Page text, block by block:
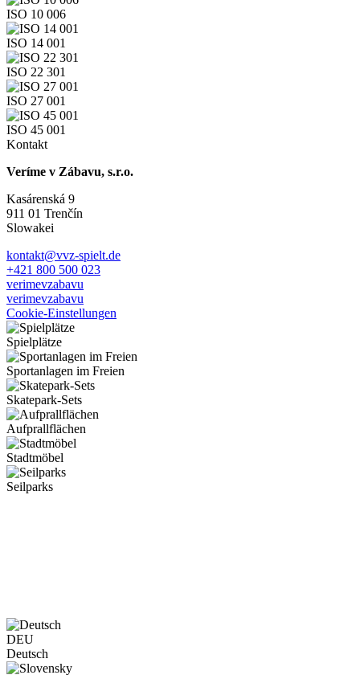
ISO 10 006
ISO 14 001
ISO 22 301
ISO 27 001
ISO 45 001
Kontakt
Veríme v Zábavu, s.r.o.
Kasárenská 9
911 01 Trenčín
Slowakei
kontakt@vvz-spielt.de
+421 800 500 023
verimevzabavu
verimevzabavu
Cookie-Einstellungen
Spielplätze
Sportanlagen im Freien
Skatepark-Sets
Aufprallflächen
Stadtmöbel
Seilparks
DEU
Deutsch